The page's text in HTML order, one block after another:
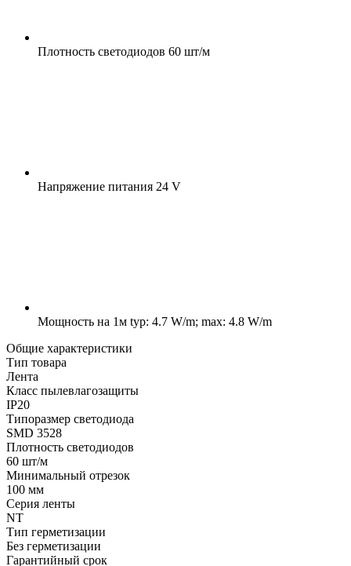
Плотность светодиодов 60 шт/м
Напряжение питания 24 V
Мощность на 1м typ: 4.7 W/m; max: 4.8 W/m
Общие характеристики
Тип товара
Лента
Класс пылевлагозащиты
IP20
Типоразмер светодиода
SMD 3528
Плотность светодиодов
60 шт/м
Минимальный отрезок
100 мм
Серия ленты
NT
Тип герметизации
Без герметизации
Гарантийный срок